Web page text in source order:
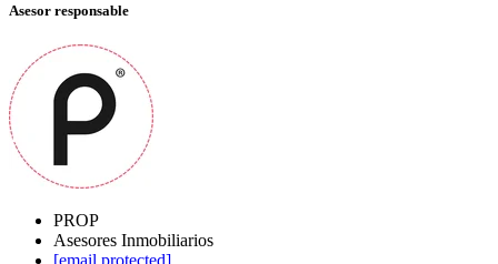
Asesor responsable
PROP
Asesores Inmobiliarios
[email protected]